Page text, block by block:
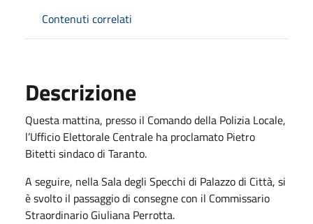
Contenuti correlati
Descrizione
Questa mattina, presso il Comando della Polizia Locale,
l’Ufficio Elettorale Centrale ha proclamato Pietro
Bitetti sindaco di Taranto.
A seguire, nella Sala degli Specchi di Palazzo di Città, si
è svolto il passaggio di consegne con il Commissario
Straordinario Giuliana Perrotta.